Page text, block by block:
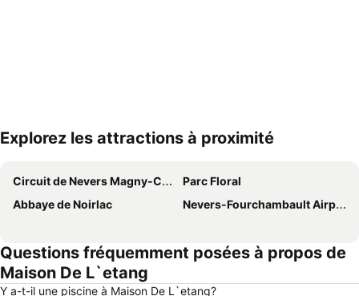
Explorez les attractions à proximité
Circuit de Nevers Magny-Cours
Parc Floral
Abbaye de Noirlac
Nevers-Fourchambault Airport
Questions fréquemment posées à propos de
Maison De L`etang
Y a-t-il une piscine à Maison De L`etang?